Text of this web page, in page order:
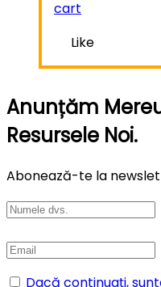
cart
Like
Anunțăm
Resursele Noi.
Abonează-te la
Dacă continuați,